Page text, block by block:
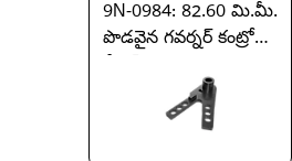
9N-0984: 82.60 మి.మీ.
పొడవైన గవర్నర్ కంట్రోల్